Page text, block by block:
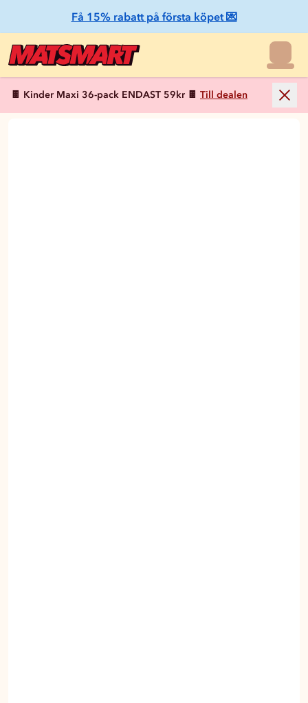
Få 15% rabatt på första köpet 💌
🍫 Kinder Maxi 36-pack ENDAST 59kr 🍫 Till dealen